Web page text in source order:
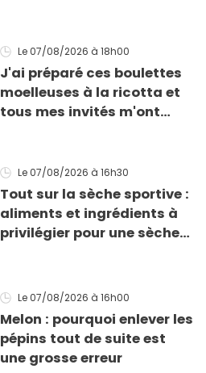
Le 07/08/2026 à 18h00
J'ai préparé ces boulettes
moelleuses à la ricotta et
tous mes invités m'ont
Le 07/08/2026 à 16h30
Tout sur la sèche sportive :
aliments et ingrédients à
privilégier pour une sèche
Le 07/08/2026 à 16h00
Melon : pourquoi enlever les
pépins tout de suite est
une grosse erreur